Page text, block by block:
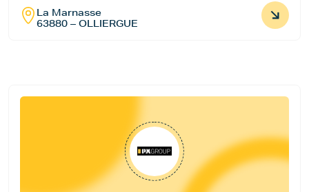
La Marnasse
63880 – OLLIERGUE